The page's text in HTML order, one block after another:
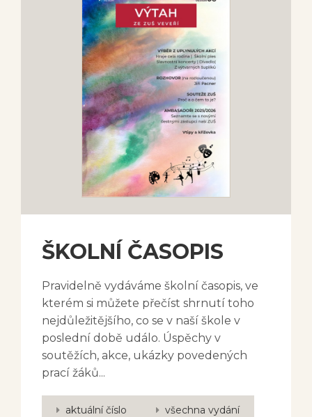
ŠKOLNÍ ČASOPIS
Pravidelně vydáváme školní časopis, ve
kterém si můžete přečíst shrnutí toho
nejdůležitějšího, co se v naší škole v
poslední době událo. Úspěchy v
soutěžích, akce, ukázky povedených
prací žáků...
aktuální číslo všechna vydání